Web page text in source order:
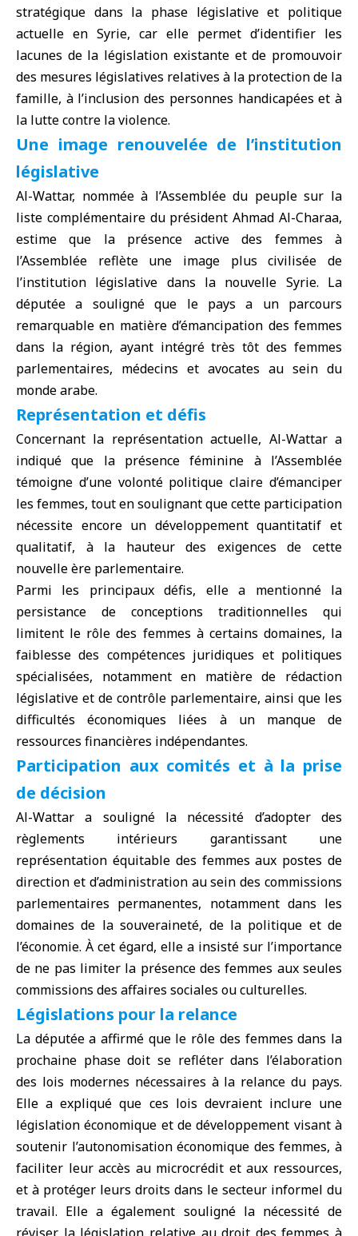
stratégique dans la phase législative et politique
actuelle en Syrie, car elle permet d’identifier les
lacunes de la législation existante et de promouvoir
des mesures législatives relatives à la protection de la
famille, à l’inclusion des personnes handicapées et à
la lutte contre la violence.
Une image renouvelée de l’institution
législative
Al-Wattar, nommée à l’Assemblée du peuplesur la
liste complémentaire du présidentAhmad Al-Charaa,
estime que la présence active des femmes à
l’Assemblée reflète une image plus civilisée de
l’institution législative dans la nouvelle Syrie. La
députée a souligné que le pays a un parcours
remarquable en matière d’émancipation des femmes
dans la région, ayant intégré très tôt des femmes
parlementaires, médecins et avocates au sein du
monde arabe.
Représentation et défis
Concernant la représentation actuelle, Al-Wattar a
indiqué que la présence féminine à l’Assemblée
témoigne d’une volonté politique claire d’émanciper
les femmes, tout en soulignant que cette participation
nécessite encore un développement quantitatif et
qualitatif, à la hauteur des exigences de cette
nouvelle ère parlementaire.
Parmi les principaux défis, elle a mentionné la
persistance de conceptions traditionnelles qui
limitent le rôle des femmes à certains domaines, la
faiblesse des compétences juridiques et politiques
spécialisées, notamment en matière de rédaction
législative et de contrôle parlementaire, ainsi que les
difficultés économiques liées à un manque de
ressources financières indépendantes.
Participation aux comités et à la prise
de décision
Al-Wattar a souligné la nécessité d’adopter des
règlements intérieurs garantissant une
représentation équitable des femmes aux postes de
direction et d’administration au sein des commissions
parlementaires permanentes, notamment dans les
domaines de la souveraineté, de la politique et de
l’économie. À cet égard, elle a insisté sur l’importance
de ne pas limiter la présence des femmes aux seules
commissions des affaires sociales ou culturelles.
Législations pour la relance
La députée a affirmé que le rôle des femmes dans la
prochaine phase doit se refléter dans l’élaboration
des lois modernes nécessaires à la relance du pays.
Elle a expliqué que ces lois devraient inclure une
législation économique et de développement visant à
soutenir l’autonomisation économique des femmes, à
faciliter leur accès au microcrédit et aux ressources,
et à protéger leurs droits dans le secteur informel du
travail. Elle a également souligné la nécessité de